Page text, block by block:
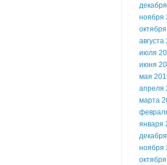
ноября
августа
июля
июня
мая
апреля
марта
января
ноября